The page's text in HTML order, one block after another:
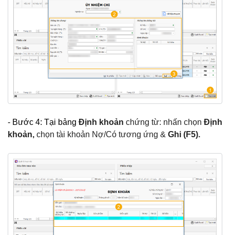
- Bước 4: Tại bảng Định khoản chứng từ: nhấn chọn Định
khoản, chọn tài khoản Nợ/Có tương ứng & Ghi (F5).